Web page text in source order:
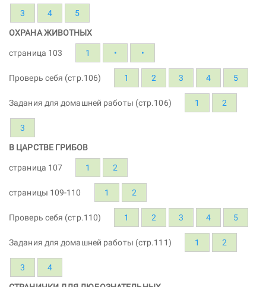
3 4 5
ОХРАНА ЖИВОТНЫХ
страница 103 1 • •
Проверь себя (стр.106) 1 2 3 4 5
Задания для домашней работы (стр.106) 1 2
3
В ЦАРСТВЕ ГРИБОВ
страница 107 1 2
страницы 109-110 1 2
Проверь себя (стр.110) 1 2 3 4 5
Задания для домашней работы (стр.111) 1 2
3 4